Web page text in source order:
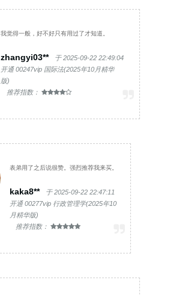
我觉得一般，好不好只有用过了才知道。
zhangyi03**
于 2025-09-22 22:49:04
开通 00247vip 国际法(2025年10月精华
版)
推荐指数：
表弟用了之后说很赞。强烈推荐我来买。
kaka8**
于 2025-09-22 22:47:11
开通 00277vip 行政管理学(2025年10
月精华版)
推荐指数：